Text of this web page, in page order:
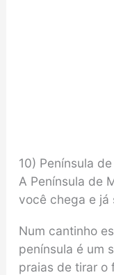
10) Península
A Península de
você chega e já
Num cantinho
península é um
praias de tirar o